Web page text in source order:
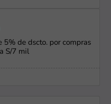
5% de dscto. por compras
S/7 mil